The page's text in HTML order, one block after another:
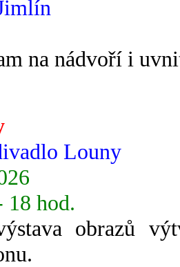
na nádvoří i
Louny
18 hod.
obrazů